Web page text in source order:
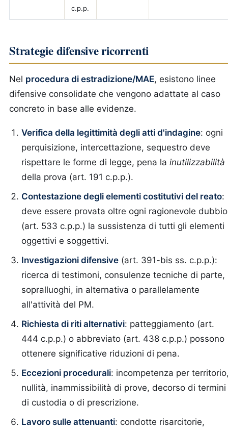
c.p.p.
Strategie difensive ricorrenti
Nel procedura di estradizione/MAE, esistono linee
difensive consolidate che vengono adattate al caso
concreto in base alle evidenze.
Verifica della legittimità degli atti d'indagine: ogni
perquisizione, intercettazione, sequestro deve
rispettare le forme di legge, pena la inutilizzabilità
della prova (art. 191 c.p.p.).
Contestazione degli elementi costitutivi del reato:
deve essere provata oltre ogni ragionevole dubbio
(art. 533 c.p.p.) la sussistenza di tutti gli elementi
oggettivi e soggettivi.
Investigazioni difensive (art. 391-bis ss. c.p.p.):
ricerca di testimoni, consulenze tecniche di parte,
sopralluoghi, in alternativa o parallelamente
all'attività del PM.
Richiesta di riti alternativi: patteggiamento (art.
444 c.p.p.) o abbreviato (art. 438 c.p.p.) possono
ottenere significative riduzioni di pena.
Eccezioni procedurali: incompetenza per
nullità, inammissibilità di prove, decorso di termini
di custodia o di prescrizione.
Lavoro sulle attenuanti: condotte risarcitorie,